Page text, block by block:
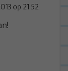
op 21:52